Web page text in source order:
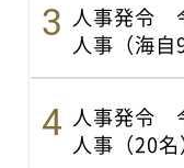
人事発令
人事（海自
人事発令
人事（20名